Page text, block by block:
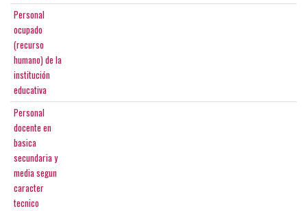
Personal
ocupado
(recurso
humano) de la
institución
educativa
Personal
docente en
basica
secundaria y
media segun
caracter
tecnico